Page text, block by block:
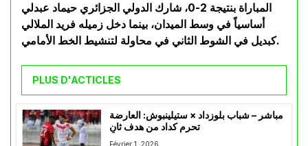
المباراة بنتيجة 2-0، شارك الدولي الجزائري حيماد عبدلي
أساسياً في وسط الميدان، بينما دخل زميله فريد الملالي
كبديل في الشوط الثاني في محاولة لتنشيط الخط الأمامي.
PLUS D'ACTICLES
مباشر – شباب بلوزداد × ستيلينبوش: العارضة
تحرم كداد من هدف ثانٍ
Février 1, 2026